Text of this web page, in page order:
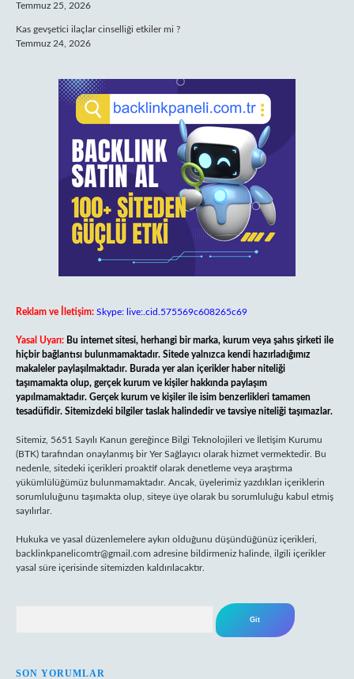
Temmuz 25, 2026
Kas gevşetici ilaçlar cinselliği etkiler mi ?
Temmuz 24, 2026
Reklam ve İletişim: Skype: live:.cid.575569c608265c69
Yasal Uyarı: Bu internet sitesi, herhangi bir marka, kurum veya şahıs şirketi ile
hiçbir bağlantısı bulunmamaktadır. Sitede yalnızca kendi hazırladığımız
makaleler paylaşılmaktadır. Burada yer alan içerikler haber niteliği
taşımamakta olup, gerçek kurum ve kişiler hakkında paylaşım
yapılmamaktadır. Gerçek kurum ve kişiler ile isim benzerlikleri tamamen
tesadüfidir. Sitemizdeki bilgiler taslak halindedir ve tavsiye niteliği taşımazlar.
Sitemiz, 5651 Sayılı Kanun gereğince Bilgi Teknolojileri ve İletişim Kurumu
(BTK) tarafından onaylanmış bir Yer Sağlayıcı olarak hizmet vermektedir. Bu
nedenle, sitedeki içerikleri proaktif olarak denetleme veya araştırma
yükümlülüğümüz bulunmamaktadır. Ancak, üyelerimiz yazdıkları içeriklerin
sorumluluğunu taşımakta olup, siteye üye olarak bu sorumluluğu kabul etmiş
sayılırlar.
Hukuka ve yasal düzenlemelere aykırı olduğunu düşündüğünüz içerikleri,
backlinkpanelicomtr@gmail.com adresine bildirmeniz halinde, ilgili içerikler
yasal süre içerisinde sitemizden kaldırılacaktır.
SON YORUMLAR